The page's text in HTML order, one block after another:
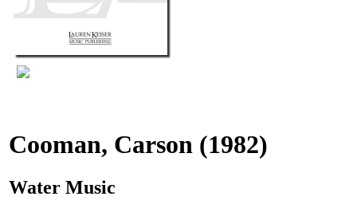
Cooman, Carson (1982)
Water Music